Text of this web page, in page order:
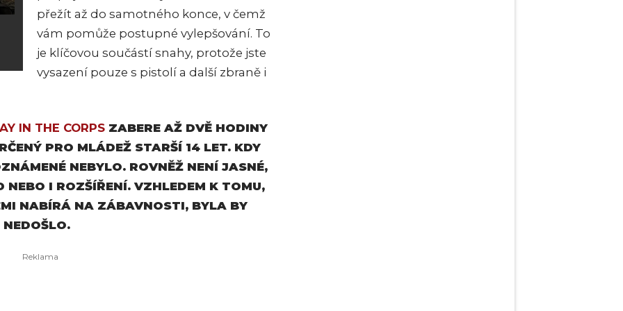
přežít až do samotného konce, v čemž
vám pomůže postupné vylepšování. To
je klíčovou součástí snahy, protože jste
vysazení pouze s pistolí a další zbraně i
IN THE CORPS ZABERE AŽ DVĚ HODINY
PRO MLÁDEŽ STARŠÍ 14 LET. KDY
NEBYLO. ROVNĚŽ NENÍ JASNÉ,
I ROZŠÍŘENÍ. VZHLEDEM K TOMU,
NABÍRÁ NA ZÁBAVNOSTI, BYLA BY